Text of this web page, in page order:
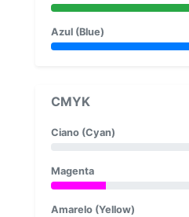
Azul (Blue)
CMYK
Ciano (Cyan)
Magenta
Amarelo (Yellow)